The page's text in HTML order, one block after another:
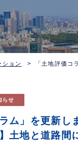
ション 「土地評価
らせ
ム」を更新し
土地と道路間